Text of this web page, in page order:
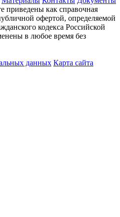
приведены как справочная
офертой, определяемой
кодекса Российской
в любое время без
данных Карта сайта